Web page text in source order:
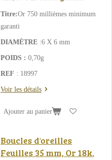
Titre:Or 750 millièmes minimum
garanti
DIAMÈTRE :6 X 6 mm
POIDS : 0,70g
REF : 18997
Voir les détails
Ajouter au panier
Boucles d'oreilles
Feuilles 35 mm, Or 18k.